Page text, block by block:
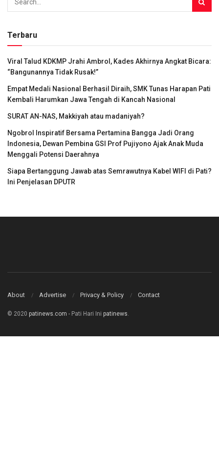
Terbaru
Viral Talud KDKMP Jrahi Ambrol, Kades Akhirnya Angkat Bicara:
“Bangunannya Tidak Rusak!”
Empat Medali Nasional Berhasil Diraih, SMK Tunas Harapan Pati
Kembali Harumkan Jawa Tengah di Kancah Nasional
SURAT AN-NAS, Makkiyah atau madaniyah?
Ngobrol Inspiratif Bersama Pertamina Bangga Jadi Orang
Indonesia, Dewan Pembina GSI Prof Pujiyono Ajak Anak Muda
Menggali Potensi Daerahnya
Siapa Bertanggung Jawab atas Semrawutnya Kabel WIFI di Pati?
Ini Penjelasan DPUTR
About Advertise Privacy & Policy Contact
© 2020 patinews.com - Pati Hari Ini patinews